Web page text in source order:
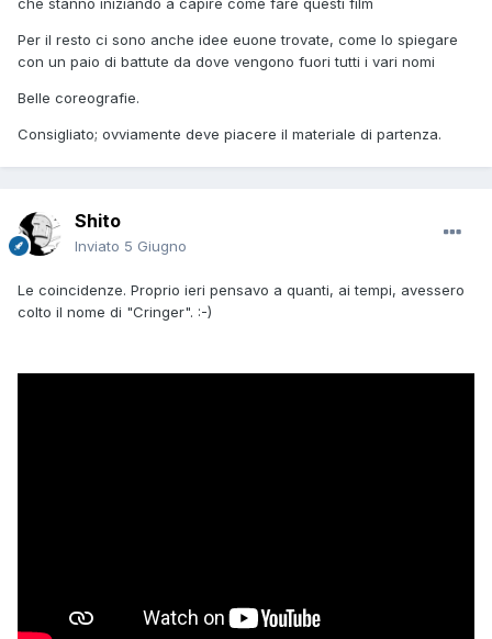
che stanno iniziando a capire come fare questi film
Per il resto ci sono anche idee euone trovate, come lo spiegare
con un paio di battute da dove vengono fuori tutti i vari nomi
Belle coreografie.
Consigliato; ovviamente deve piacere il materiale di partenza.
Shito
Inviato 5 Giugno
Le coincidenze. Proprio ieri pensavo a quanti, ai tempi, avessero
colto il nome di "Cringer". :-)